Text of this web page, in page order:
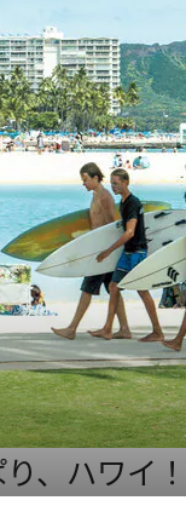
、ハワイ